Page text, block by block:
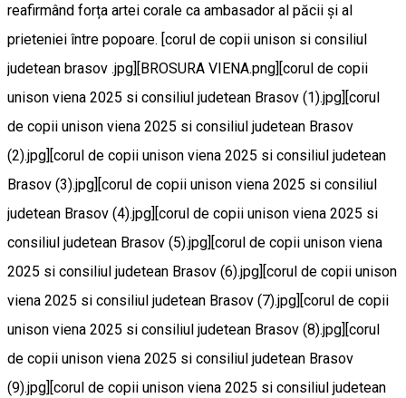
reafirmând forța artei corale ca ambasador al păcii și al
prieteniei între popoare. [corul de copii unison si consiliul
judetean brasov .jpg][BROSURA VIENA.png][corul de copii
unison viena 2025 si consiliul judetean Brasov (1).jpg][corul
de copii unison viena 2025 si consiliul judetean Brasov
(2).jpg][corul de copii unison viena 2025 si consiliul judetean
Brasov (3).jpg][corul de copii unison viena 2025 si consiliul
judetean Brasov (4).jpg][corul de copii unison viena 2025 si
consiliul judetean Brasov (5).jpg][corul de copii unison viena
2025 si consiliul judetean Brasov (6).jpg][corul de copii unison
viena 2025 si consiliul judetean Brasov (7).jpg][corul de copii
unison viena 2025 si consiliul judetean Brasov (8).jpg][corul
de copii unison viena 2025 si consiliul judetean Brasov
(9).jpg][corul de copii unison viena 2025 si consiliul judetean